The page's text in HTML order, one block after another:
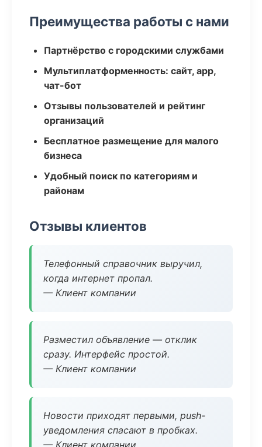
Преимущества работы с нами
Партнёрство с городскими службами
Мультиплатформенность: сайт, app,
чат-бот
Отзывы пользователей и рейтинг
организаций
Бесплатное размещение для малого
бизнеса
Удобный поиск по категориям и
районам
Отзывы клиентов
Телефонный справочник выручил,
когда интернет пропал.
— Клиент компании
Разместил объявление — отклик
сразу. Интерфейс простой.
— Клиент компании
Новости приходят первыми, push-
уведомления спасают в пробках.
— Клиент компании